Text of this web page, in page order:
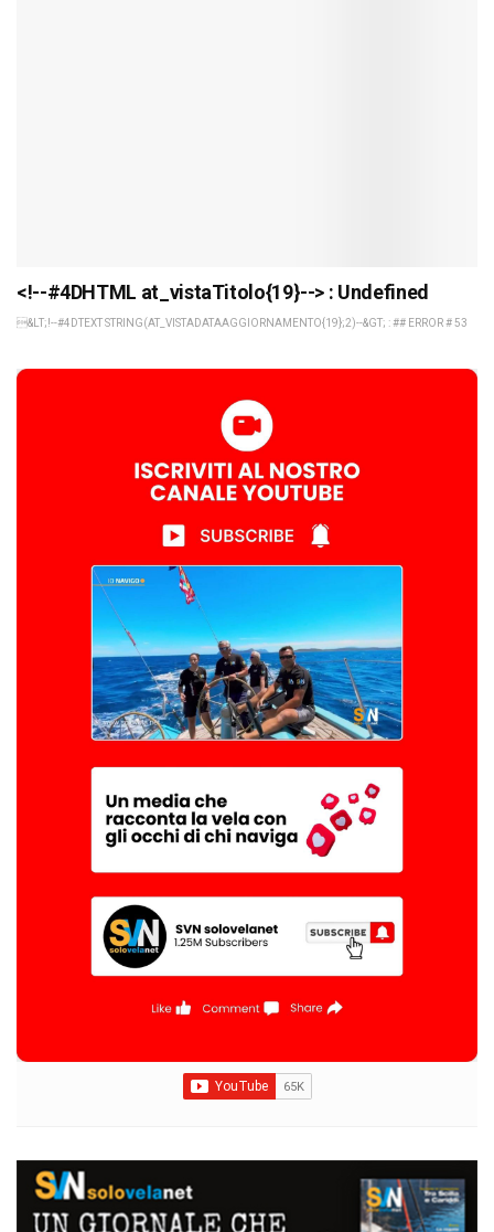
<!--#4DHTML at_vistaTitolo{19}--> : Undefined
&LT;!--#4DTEXT STRING(AT_VISTADATAAGGIORNAMENTO{19};2)--&GT; : ## ERROR # 53